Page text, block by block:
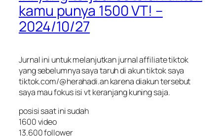
kamu punya 1500 VT! –
2024/10/27
Jurnal ini untuk melanjutkan jurnal affiliate tiktok
yang sebelumnya saya taruh di akun tiktok saya
tiktok.com/@herahadi.an karena diakun tersebut
saya mau fokus isi vt keranjang kuning saja.
posisi saat ini sudah
1600 video
13.600 follower